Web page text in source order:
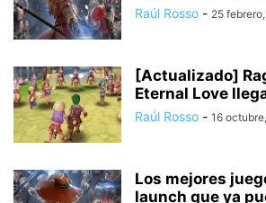
Raúl Rosso - 25
[Actualizado]
Eternal Love
Raúl Rosso - 16
Los mejores
launch que ya